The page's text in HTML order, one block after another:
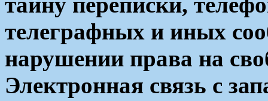
телеграфных и иных
нарушении права на
Электронная связь с